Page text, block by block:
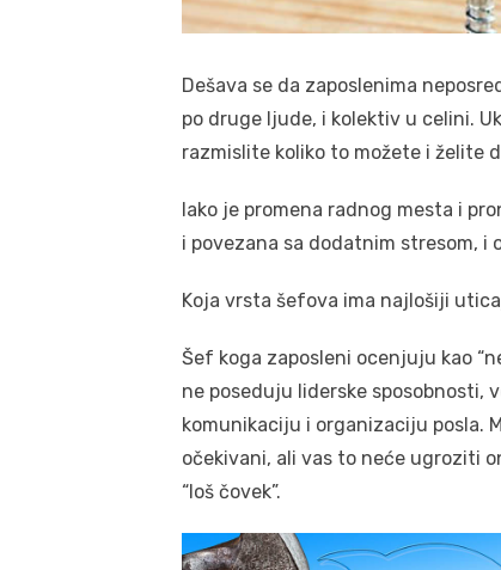
Dešava se da zaposlenima
po druge ljude, i kolektiv u celini.
razmislite koliko to možete i želite
Iako je promena radnog mesta i
i povezana sa dodatnim stresom,
Koja vrsta šefova ima najlošiji
Šef koga zaposleni ocenjuju kao
ne poseduju liderske sposobnosti,
komunikaciju i organizaciju posla.
očekivani, ali vas to neće ugroziti
“loš čovek”.